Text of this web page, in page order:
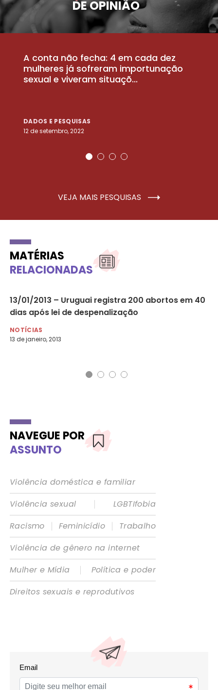
DE OPINIÃO
A conta não fecha: 4 em cada dez
mulheres já sofreram importunação
sexual e viveram situaçõ...
DADOS E PESQUISAS
12 de setembro, 2022
VEJA MAIS PESQUISAS
MATÉRIAS
RELACIONADAS
13/01/2013 – Uruguai registra 200 abortos em 40
dias após lei de despenalização
NOTÍCIAS
13 de janeiro, 2013
NAVEGUE POR
ASSUNTO
Violência doméstica e familiar
Violência sexual
|
LGBTIfobia
Racismo
| Feminicídio |
Trabalho
Violência de gênero na internet
Mulher e Mídia
|
Política e poder
Direitos sexuais e reprodutivos